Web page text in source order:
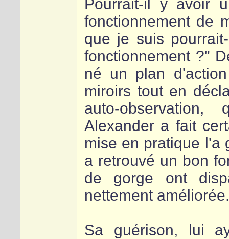
Pourrait-il y avoir
fonctionnement de
que je suis
fonctionnement ?"
né un plan
miroirs tout en
auto-
Alexander a fait
mise en pratique l'a
a retrouvé un bon
de gorge ont
nettement améliorée.
Sa guérison, lui